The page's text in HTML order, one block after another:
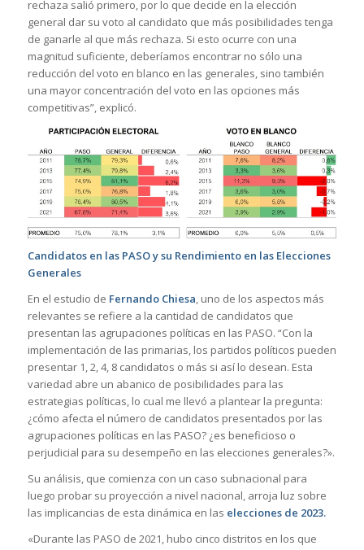
rechaza salió primero, por lo que decide en la elección
general dar su voto al candidato que más posibilidades tenga
de ganarle al que más rechaza. Si esto ocurre con una
magnitud suficiente, deberíamos encontrar no sólo una
reducción del voto en blanco en las generales, sino también
una mayor concentración del voto en las opciones más
competitivas”, explicó.
Candidatos en las PASO y su Rendimiento en las Elecciones
Generales
En el estudio de Fernando Chiesa, uno de los aspectos más
relevantes se refiere a la cantidad de candidatos que
presentan las agrupaciones políticas en las PASO. “Con la
implementación de las primarias, los partidos políticos pueden
presentar 1, 2, 4, 8 candidatos o más si así lo desean. Esta
variedad abre un abanico de posibilidades para las
estrategias políticas, lo cual me llevó a plantear la pregunta:
¿cómo afecta el número de candidatos presentados por las
agrupaciones políticas en las PASO? ¿es beneficioso o
perjudicial para su desempeño en las elecciones generales?».
Su análisis, que comienza con un caso subnacional para
luego probar su proyección a nivel nacional, arroja luz sobre
las implicancias de esta dinámica en las elecciones de 2023.
«Durante las PASO de 2021, hubo cinco distritos en los que